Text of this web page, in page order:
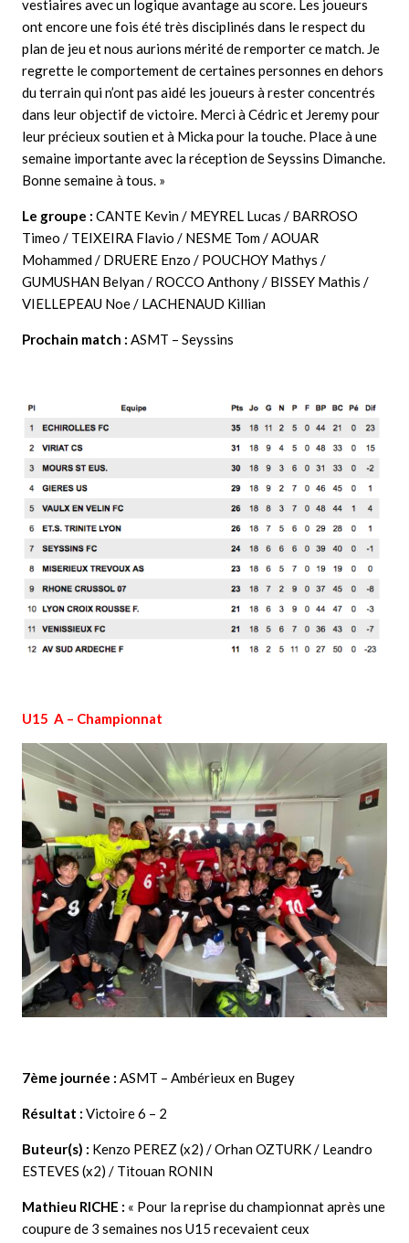
vestiaires avec un logique avantage au score. Les joueurs
ont encore une fois été très disciplinés dans le respect du
plan de jeu et nous aurions mérité de remporter ce match. Je
regrette le comportement de certaines personnes en dehors
du terrain qui n’ont pas aidé les joueurs à rester concentrés
dans leur objectif de victoire. Merci à Cédric et Jeremy pour
leur précieux soutien et à Micka pour la touche. Place à une
semaine importante avec la réception de Seyssins Dimanche.
Bonne semaine à tous. »
Le groupe : CANTE Kevin / MEYREL Lucas / BARROSO
Timeo / TEIXEIRA Flavio / NESME Tom / AOUAR
Mohammed / DRUERE Enzo / POUCHOY Mathys /
GUMUSHAN Belyan / ROCCO Anthony / BISSEY Mathis /
VIELLEPEAU Noe / LACHENAUD Killian
Prochain match : ASMT – Seyssins
U15 A – Championnat
7ème journée : ASMT – Ambérieux en Bugey
Résultat : Victoire 6 – 2
Buteur(s) : Kenzo PEREZ (x2) / Orhan OZTURK / Leandro
ESTEVES (x2) / Titouan RONIN
Mathieu RICHE : « Pour la reprise du championnat après une
coupure de 3 semaines nos U15 recevaient ceux